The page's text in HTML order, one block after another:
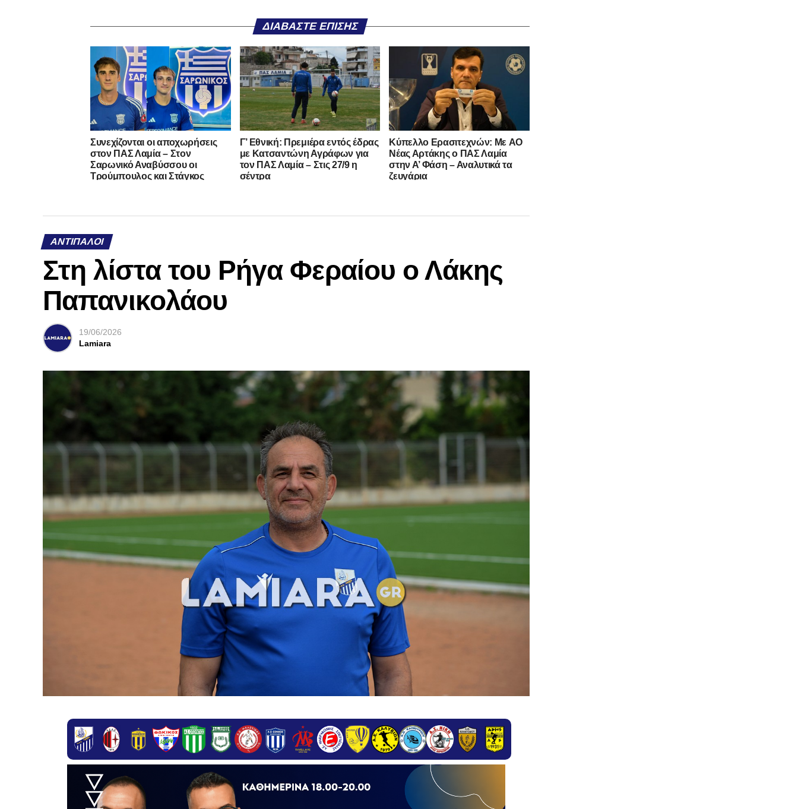
ΔΙΑΒΆΣΤΕ ΕΠΊΣΗΣ
Συνεχίζονται οι αποχωρήσεις
στον ΠΑΣ Λαμία – Στον
Σαρωνικό Αναβύσσου οι
Τρούμπουλος και Στάγκος
Γ’ Εθνική: Πρεμιέρα εντός έδρας
με Κατσαντώνη Αγράφων για
τον ΠΑΣ Λαμία – Στις 27/9 η
σέντρα
Kύπελλο Ερασιτεχνών: Με AO
Nέας Αρτάκης ο ΠΑΣ Λαμία
στην Α’ Φάση – Αναλυτικά τα
ζευγάρια
ΑΝΤΊΠΑΛΟΙ
Στη λίστα του Ρήγα Φεραίου ο Λάκης
Παπανικολάου
19/06/2026
Lamiara